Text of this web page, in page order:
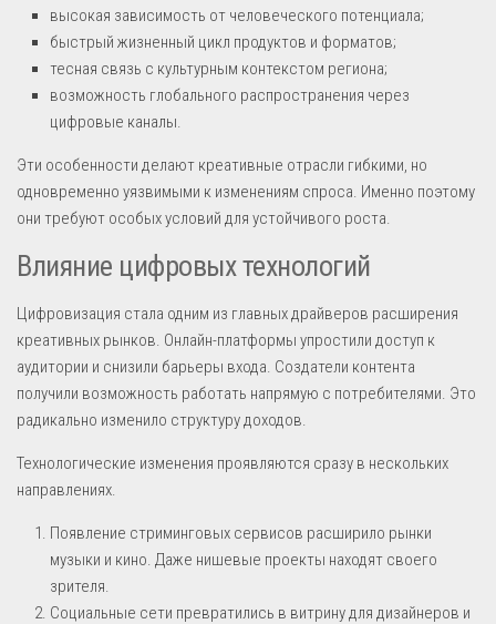
высокая зависимость от человеческого потенциала;
быстрый жизненный цикл продуктов и форматов;
тесная связь с культурным контекстом региона;
возможность глобального распространения через
цифровые каналы.
Эти особенности делают креативные отрасли гибкими, но
одновременно уязвимыми к изменениям спроса. Именно поэтому
они требуют особых условий для устойчивого роста.
Влияние цифровых технологий
Цифровизация стала одним из главных драйверов расширения
креативных рынков. Онлайн-платформы упростили доступ к
аудитории и снизили барьеры входа. Создатели контента
получили возможность работать напрямую с потребителями. Это
радикально изменило структуру доходов.
Технологические изменения проявляются сразу в нескольких
направлениях.
Появление стриминговых сервисов расширило рынки
музыки и кино. Даже нишевые проекты находят своего
зрителя.
Социальные сети превратились в витрину для дизайнеров и